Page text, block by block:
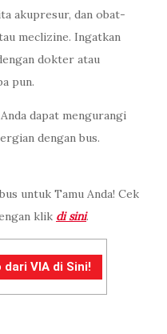
akupresur, dan obat-
meclizine. Ingatkan
dokter atau
pun.
dapat mengurangi
dengan bus.
untuk Tamu Anda! Cek
klik di sini.
dari VIA di Sini!